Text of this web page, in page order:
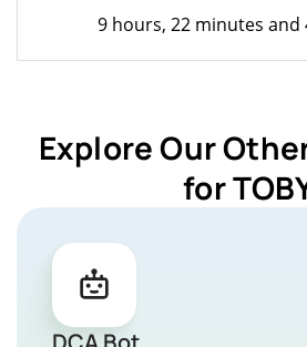
9 hours, 22 minutes and
Explore Our
for